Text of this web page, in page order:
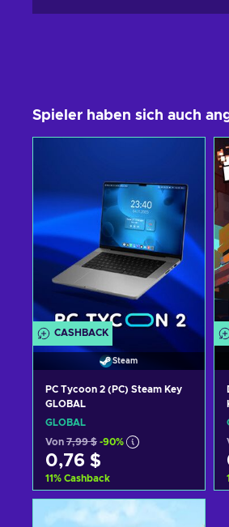
Spieler haben sich auch
CASHBACK
Steam
PC Tycoon 2 (PC) Steam Key
GLOBAL
GLOBAL
Von 7,99 $ -90%
0,76 $
11% Cashback